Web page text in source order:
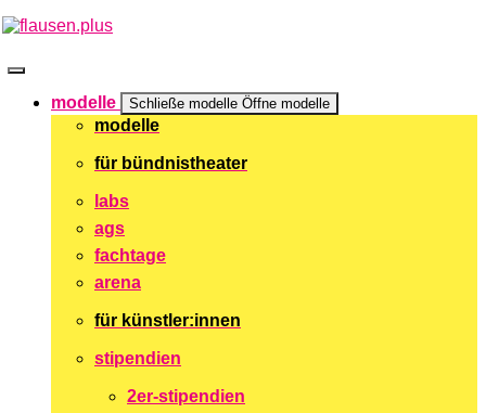
Zum
springen
modelle Schließe modelle Öffne modelle
modelle
für bündnistheater
labs
ags
fachtage
arena
für künstler:innen
stipendien
2er-stipendien